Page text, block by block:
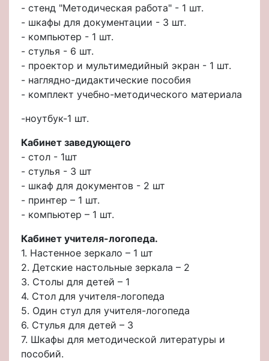
- стенд "Методическая работа" - 1 шт.
- шкафы для документации - 3 шт.
- компьютер - 1 шт.
- стулья - 6 шт.
- проектор и мультимедийный экран - 1 шт.
- наглядно-дидактические пособия
- комплект учебно-методического материала
-ноутбук-1 шт.
Кабинет заведующего
- стол - 1шт
- стулья - 3 шт
- шкаф для документов - 2 шт
- принтер – 1 шт.
- компьютер – 1 шт.
Кабинет учителя-логопеда.
1. Настенное зеркало – 1 шт
2. Детские настольные зеркала – 2
3. Столы для детей – 1
4. Стол для учителя-логопеда
5. Один стул для учителя-логопеда
6. Стулья для детей – 3
7. Шкафы для методической литературы и
пособий.